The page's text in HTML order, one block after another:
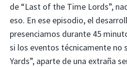
de “Last of the Time Lords”,
eso. En ese episodio, el
presenciamos durante 45
si los eventos técnicamente no
Yards”, aparte de una extraña